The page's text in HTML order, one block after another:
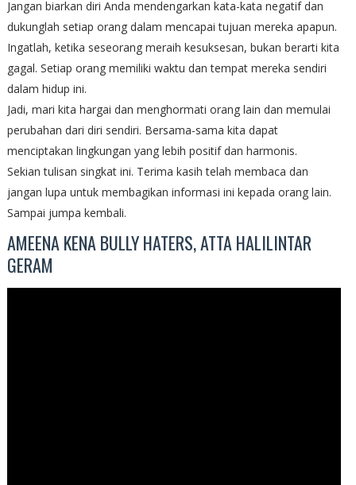
Jangan biarkan diri Anda mendengarkan kata-kata negatif dan
dukunglah setiap orang dalam mencapai tujuan mereka apapun.
Ingatlah, ketika seseorang meraih kesuksesan, bukan berarti kita
gagal. Setiap orang memiliki waktu dan tempat mereka sendiri
dalam hidup ini.
Jadi, mari kita hargai dan menghormati orang lain dan memulai
perubahan dari diri sendiri. Bersama-sama kita dapat
menciptakan lingkungan yang lebih positif dan harmonis.
Sekian tulisan singkat ini. Terima kasih telah membaca dan
jangan lupa untuk membagikan informasi ini kepada orang lain.
Sampai jumpa kembali.
AMEENA KENA BULLY HATERS, ATTA HALILINTAR
GERAM